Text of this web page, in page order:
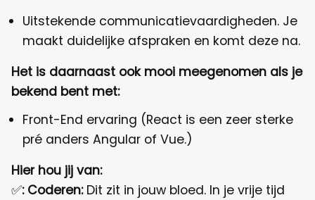
Uitstekende communicatievaardigheden. Je
maakt duidelijke afspraken en komt deze na.
Het is daarnaast ook mooi meegenomen als je
bekend bent met:
Front-End ervaring (React is een zeer sterke
pré anders Angular of Vue.)
Hier hou jij van:
✅: Coderen: Dit zit in jouw bloed. In je vrije tijd